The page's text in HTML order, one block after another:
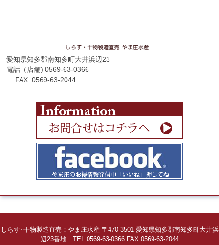
愛知県知多郡南知多町大井浜辺23
電話（店舗) 0569-63-0366
FAX 0569-63-2044
しらす･干物製造直売：やま庄水産 〒470-3501 愛知県知多郡南知多町大井浜
辺23番地 TEL:0569-63-0366 FAX:0569-63-2044